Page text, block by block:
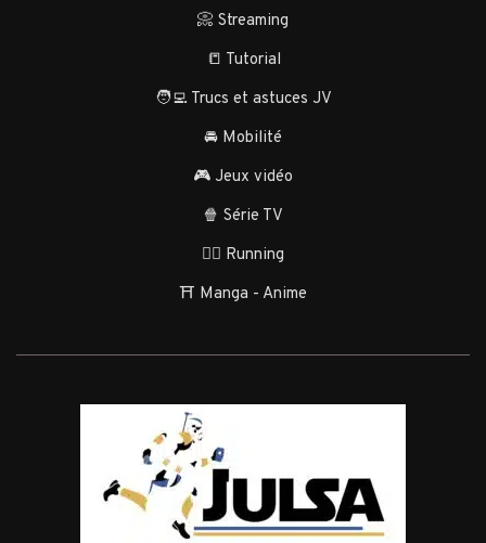
📀 Streaming
📒 Tutorial
🧑‍💻 Trucs et astuces JV
🚘 Mobilité
🎮 Jeux vidéo
🍿 Série TV
🏃‍♂️ Running
⛩️ Manga - Anime